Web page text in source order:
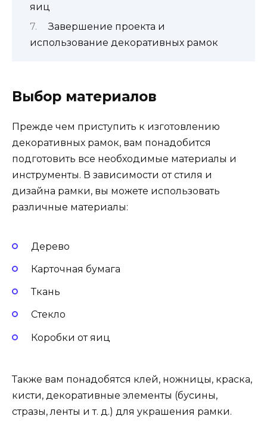
яиц
Завершение проекта и
использование декоративных рамок
Выбор материалов
Прежде чем приступить к изготовлению
декоративных рамок, вам понадобится
подготовить все необходимые материалы и
инструменты. В зависимости от стиля и
дизайна рамки, вы можете использовать
различные материалы:
Дерево
Карточная бумага
Ткань
Стекло
Коробки от яиц
Также вам понадобятся клей, ножницы, краска,
кисти, декоративные элементы (бусины,
стразы, ленты и т. д.) для украшения рамки.